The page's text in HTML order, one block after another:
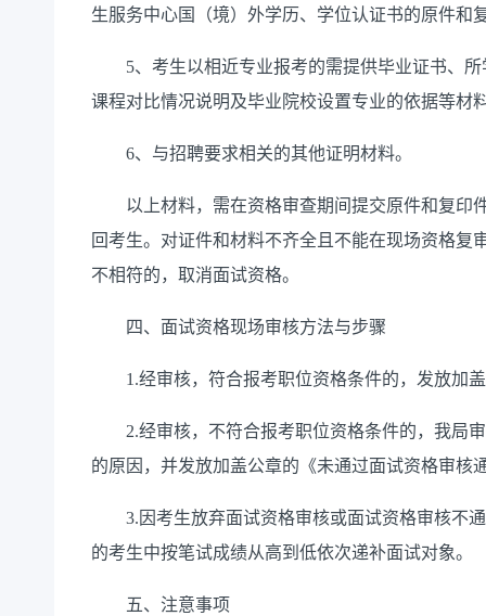
生服务中心国（境）外学历、学位认证书的原件和
5、考生以相近专业报考的需提供毕业证书、所
课程对比情况说明及毕业院校设置专业的依据等材
6、与招聘要求相关的其他证明材料。
以上材料，需在资格审查期间提交原件和复印
回考生。对证件和材料不齐全且不能在现场资格
不相符的，取消面试资格。
四、面试资格现场审核方法与步骤
1.经审核，符合报考职位资格条件的，发放加盖
2.经审核，不符合报考职位资格条件的，我局审
的原因，并发放加盖公章的《未通过面试资格审核
3.因考生放弃面试资格审核或面试资格审核不通
的考生中按笔试成绩从高到低依次递补面试对象。
五、注意事项